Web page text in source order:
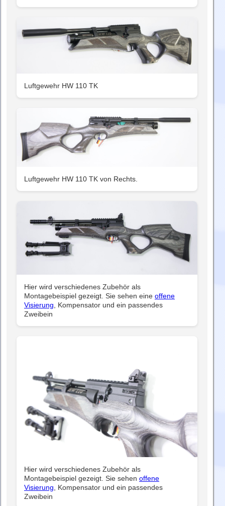
Luftgewehr HW 110 TK
Luftgewehr HW 110 TK von Rechts.
Hier wird verschiedenes Zubehör als
Montagebeispiel gezeigt. Sie sehen eine offene
Visierung, Kompensator und ein passendes
Zweibein
Hier wird verschiedenes Zubehör als
Montagebeispiel gezeigt. Sie sehen offene
Visierung , Kompensator und ein passendes
Zweibein